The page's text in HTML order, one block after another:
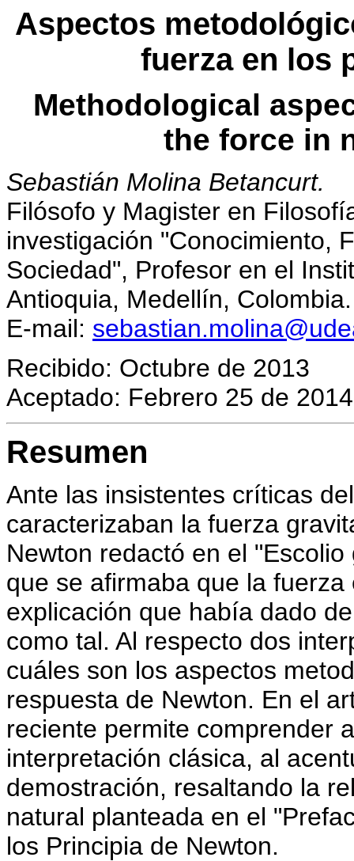
Aspectos
fuerza en los
Methodological
the force in
Sebastián Molina Betancurt.
Filósofo y Magister en
investigación "Conocimiento,
Sociedad", Profesor en el
Antioquia, Medellín, Colombia.
E-mail:
Recibido: Octubre de 2013
Aceptado: Febrero 25 de 2014
Resumen
Ante las insistentes críticas
caracterizaban la fuerza
Newton redactó en el
que se afirmaba que la
explicación que había dado
como tal. Al respecto dos
cuáles son los aspectos
respuesta de Newton. En el
reciente permite comprender
interpretación clásica, al
demostración, resaltando la
natural planteada en el
los Principia de Newton.